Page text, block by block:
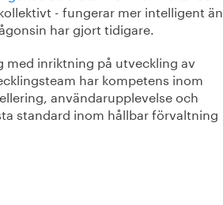
- fungerar mer intelligent än
har gjort tidigare.
inriktning på utveckling av
har kompetens inom
användarupplevelse och
standard inom hållbar förvaltning